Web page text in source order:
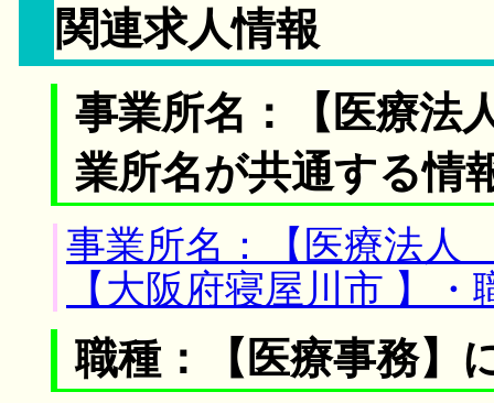
関連求人情報
事業所名：【医療
業所名が共通する情
事業所名：【医療法
【大阪府寝屋川市 】
職種：【医療事務】